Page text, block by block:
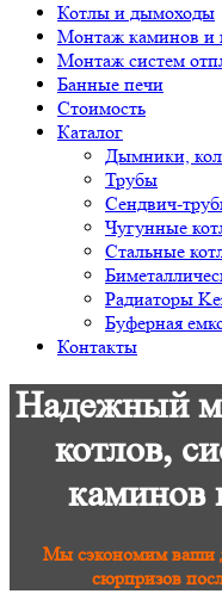
Котлы и дымоходы
Монтаж каминов и
Монтаж систем
Банные печи
Стоимость
Каталог
Дымники,
Трубы
Сендвич-
Чугунные
Стальные
Радиаторы
Буферная
Контакты
Надежный
котлов,
каминов
Мы сэкономим ваши
сюрпризов